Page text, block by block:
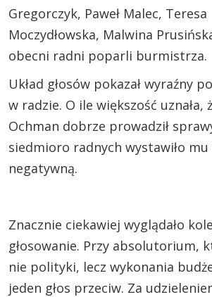
Gregorczyk, Paweł Malec, Teresa
Moczydłowska, Malwina
obecni radni poparli burmistrza.
Układ głosów pokazał wyraźny
w radzie. O ile większość uznała,
Ochman dobrze prowadził
siedmioro radnych wystawiło mu
negatywną.
Znacznie ciekawiej wyglądało
głosowanie. Przy absolutorium,
nie polityki, lecz wykonania
jeden głos przeciw. Za